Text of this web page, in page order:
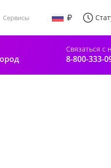
Сервисы
Связаться с
8-800-333-